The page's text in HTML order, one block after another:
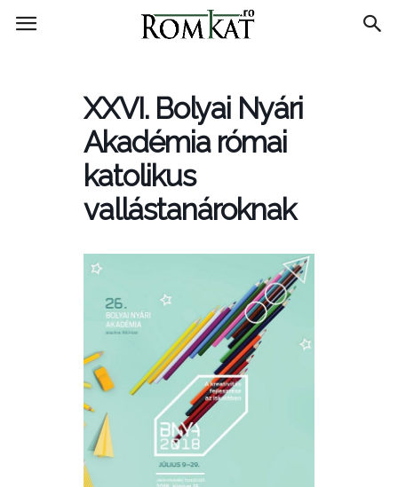
RomKat.ro
XXVI. Bolyai Nyári
Akadémia római
katolikus
vallástanároknak